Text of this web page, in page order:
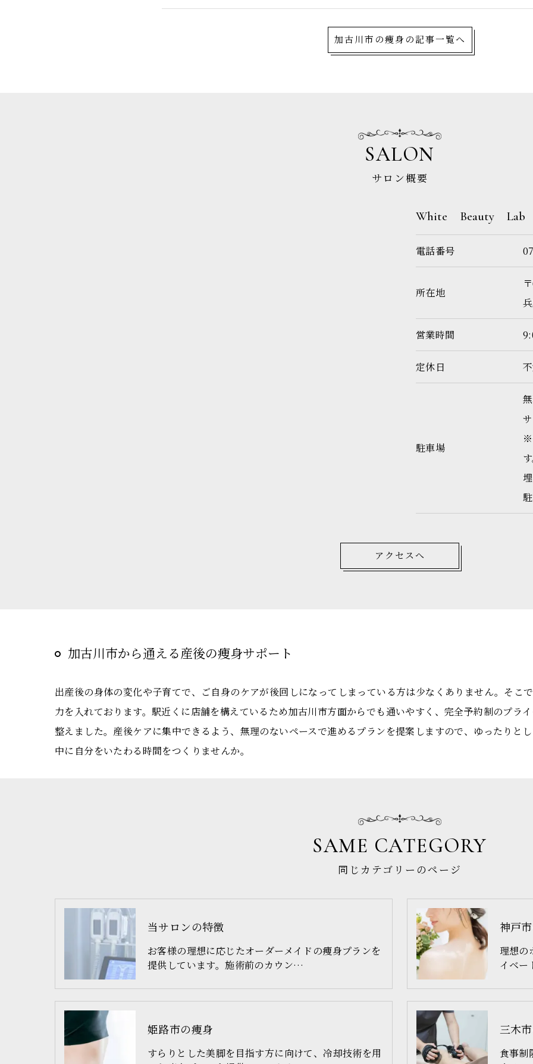
加古川市の痩身の記事一覧へ
SALON
サロン概要
White Beauty Lab
電話番号
所在地
営業時間
定休日
駐車場
※
す
アクセスへ
加古川市から通える産後の痩身サポート
出産後の身体の変化や子育てで、ご自身のケアが後回しになってしまっている方は少なくありません。そこ
力を入れております。駅近くに店舗を構えているため加古川市方面からでも通いやすく、完全予約制のプラ
整えました。産後ケアに集中できるよう、無理のないペースで進めるプランを提案しますので、ゆったりと
中に自分をいたわる時間をつくりませんか。
同じカテゴリーのページ
SAME CATEGORY
当サロンの特徴
お客様の理想に応じたオーダーメイドの痩身プランを
提供しています。施術前のカウン…
神戸
理想の
イベー
姫路市の痩身
すらりとした美脚を目指す方に向けて、冷却技術を用
三木
食事制